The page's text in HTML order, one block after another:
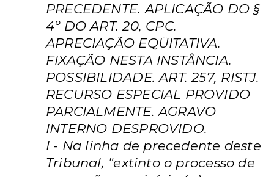
PRECEDENTE. APLICAÇÃO DO §
4º DO ART. 20, CPC.
APRECIAÇÃO EQÜITATIVA.
FIXAÇÃO NESTA INSTÂNCIA.
POSSIBILIDADE. ART. 257, RISTJ.
RECURSO ESPECIAL PROVIDO
PARCIALMENTE. AGRAVO
INTERNO DESPROVIDO.
I - Na linha de precedente deste
Tribunal, "extinto o processo de